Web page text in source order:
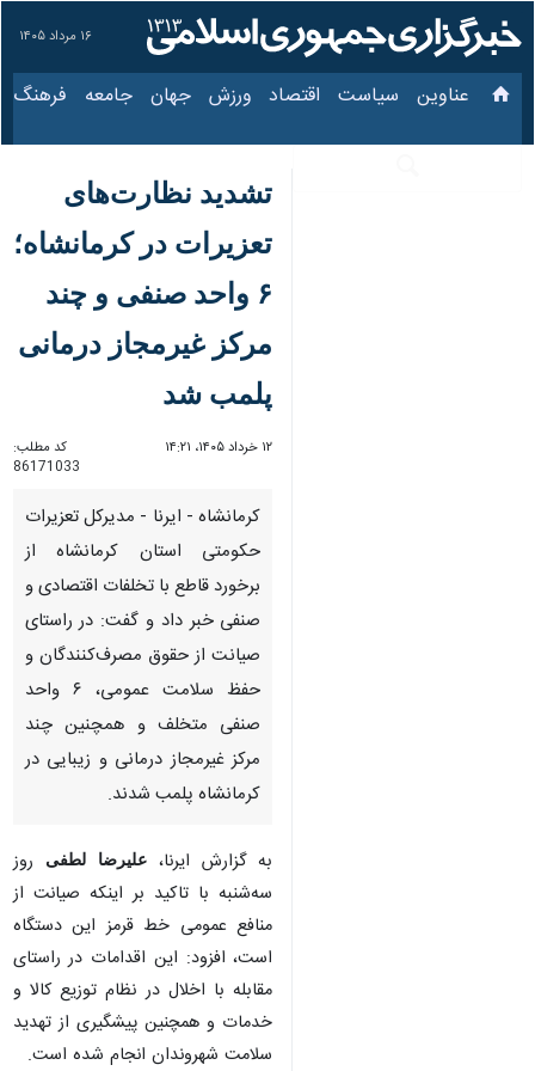
۱۶ مرداد ۱۴۰۵
عناوین‌ سیاست اقتصاد ورزش جهان جامعه فرهنگ
تشدید نظارت‌های
تعزیرات در کرمانشاه؛ ۶
واحد صنفی و چند مرکز
غیرمجاز درمانی پلمب
شد
۱۲ خرداد ۱۴۰۵، ۱۴:۲۱
کد مطلب:
86171033
کرمانشاه - ایرنا - مدیرکل تعزیرات
حکومتی استان کرمانشاه از
برخورد قاطع با تخلفات اقتصادی و
صنفی خبر داد و گفت: در راستای
صیانت از حقوق مصرف‌کنندگان و
حفظ سلامت عمومی، ۶ واحد
صنفی متخلف و همچنین چند
مرکز غیرمجاز درمانی و زیبایی در
کرمانشاه پلمب شدند.
به گزارش ایرنا،علیرضا لطفی روز
سه‌شنبه با تاکید بر اینکه صیانت از
منافع عمومی خط قرمز این دستگاه
است، افزود: این اقدامات در راستای
مقابله با اخلال در نظام توزیع کالا و
خدمات و همچنین پیشگیری از تهدید
سلامت شهروندان انجام شده است.